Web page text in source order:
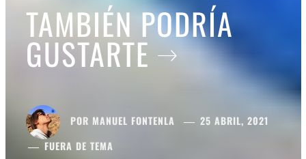
TAMBIÉN PODRÍA
GUSTARTE
POR MANUEL FONTENLA
25 ABRIL, 2021
FUERA DE TEMA